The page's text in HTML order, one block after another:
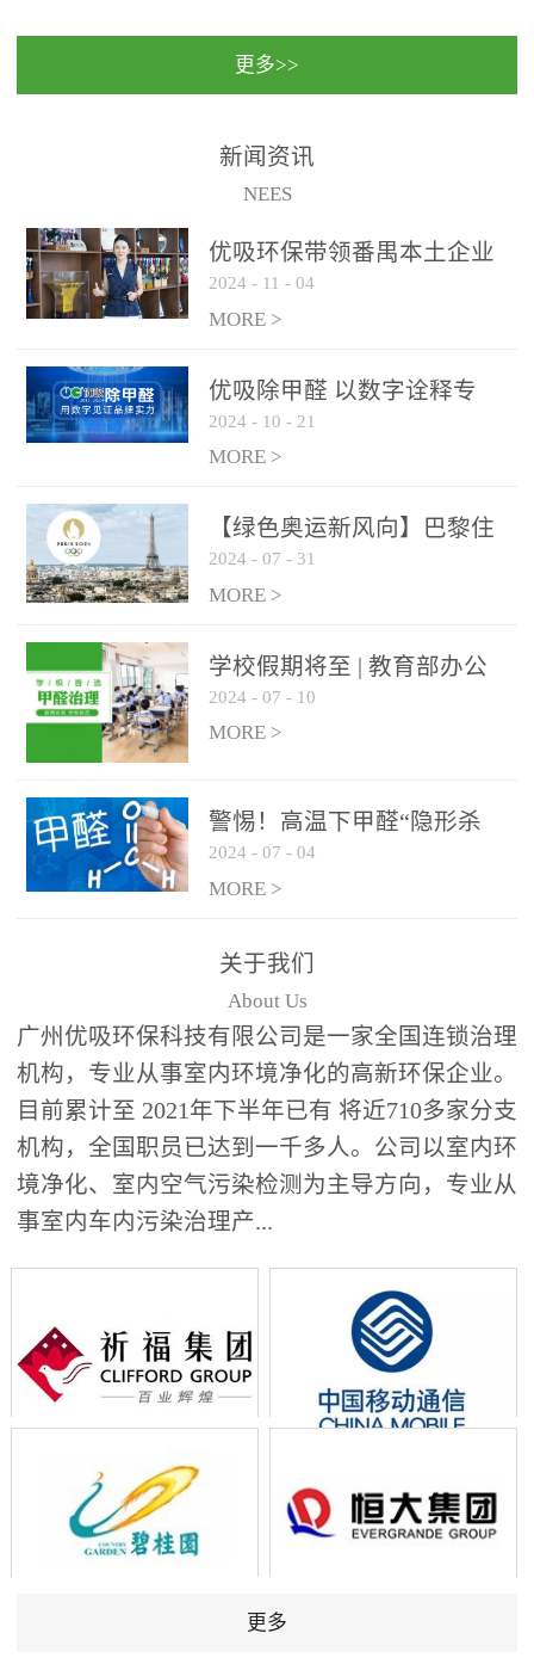
民法院室内除甲醛空气治
保施工日期：2020年1月珠
国家通过设在对外开放口
（及各出入境边防检查
更多>>
新闻资讯
NEES
优吸环保带领番禺本​土企业
勇敢破局向“新”
2024 - 11 - 04
MORE >
优吸除甲醛 以数字诠释专
业，尽显除醛品牌实力！
2024 - 10 - 21
MORE >
【绿色奥运新风向】巴黎住
宿风波：优吸环保共建健康
绿色家居
2024 - 07 - 31
MORE >
学校假期将至 | 教育部办公
厅关于加强学校新建校舍室
内空气质量管理通知
2024 - 07 - 10
MORE >
警惕！高温下甲醛“隐形杀
手”来袭，你的家安全吗？
2024 - 07 - 04
MORE >
关于我们
About Us
广州优吸环保科技有限公司是一家全国连锁治理
机构，专业从事室内环境净化的高新环保企业。
目前累计至 2021年下半年已有 将近710多家分支
机构，全国职员已达到一千多人。公司以室内环
境净化、室内空气污染检测为主导方向，专业从
事室内车内污染治理产...
更多